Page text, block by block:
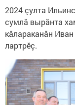
2024 çулта
сумлӑ вырӑнта
кӑлараканăн
лартрӗç.